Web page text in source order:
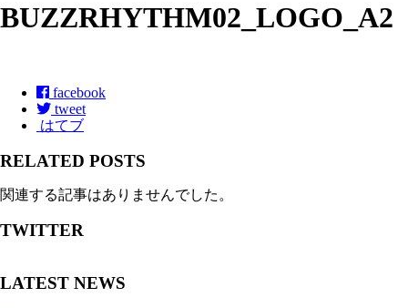
BUZZRHYTHM02_LOGO_A2
facebook
tweet
はてブ
RELATED POSTS
関連する記事はありませんでした。
TWITTER
LATEST NEWS